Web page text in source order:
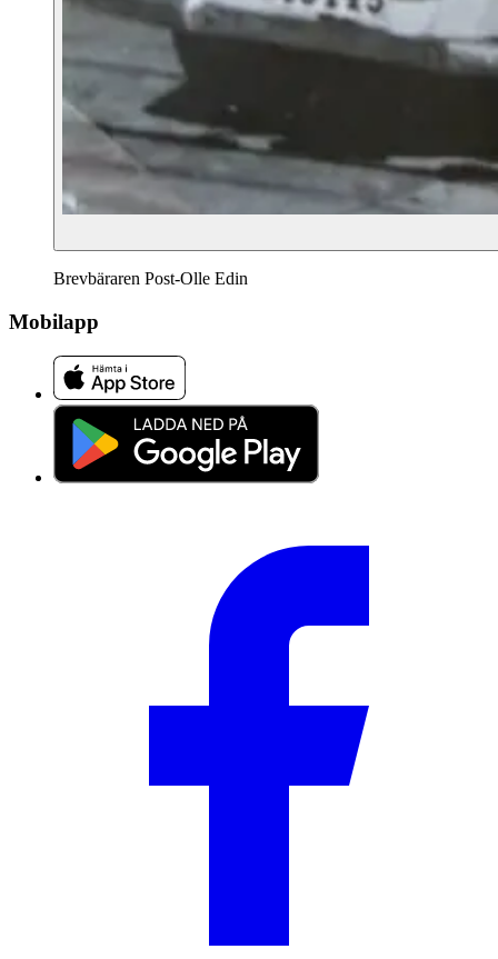
Brevbäraren Post-Olle Edin
Mobilapp